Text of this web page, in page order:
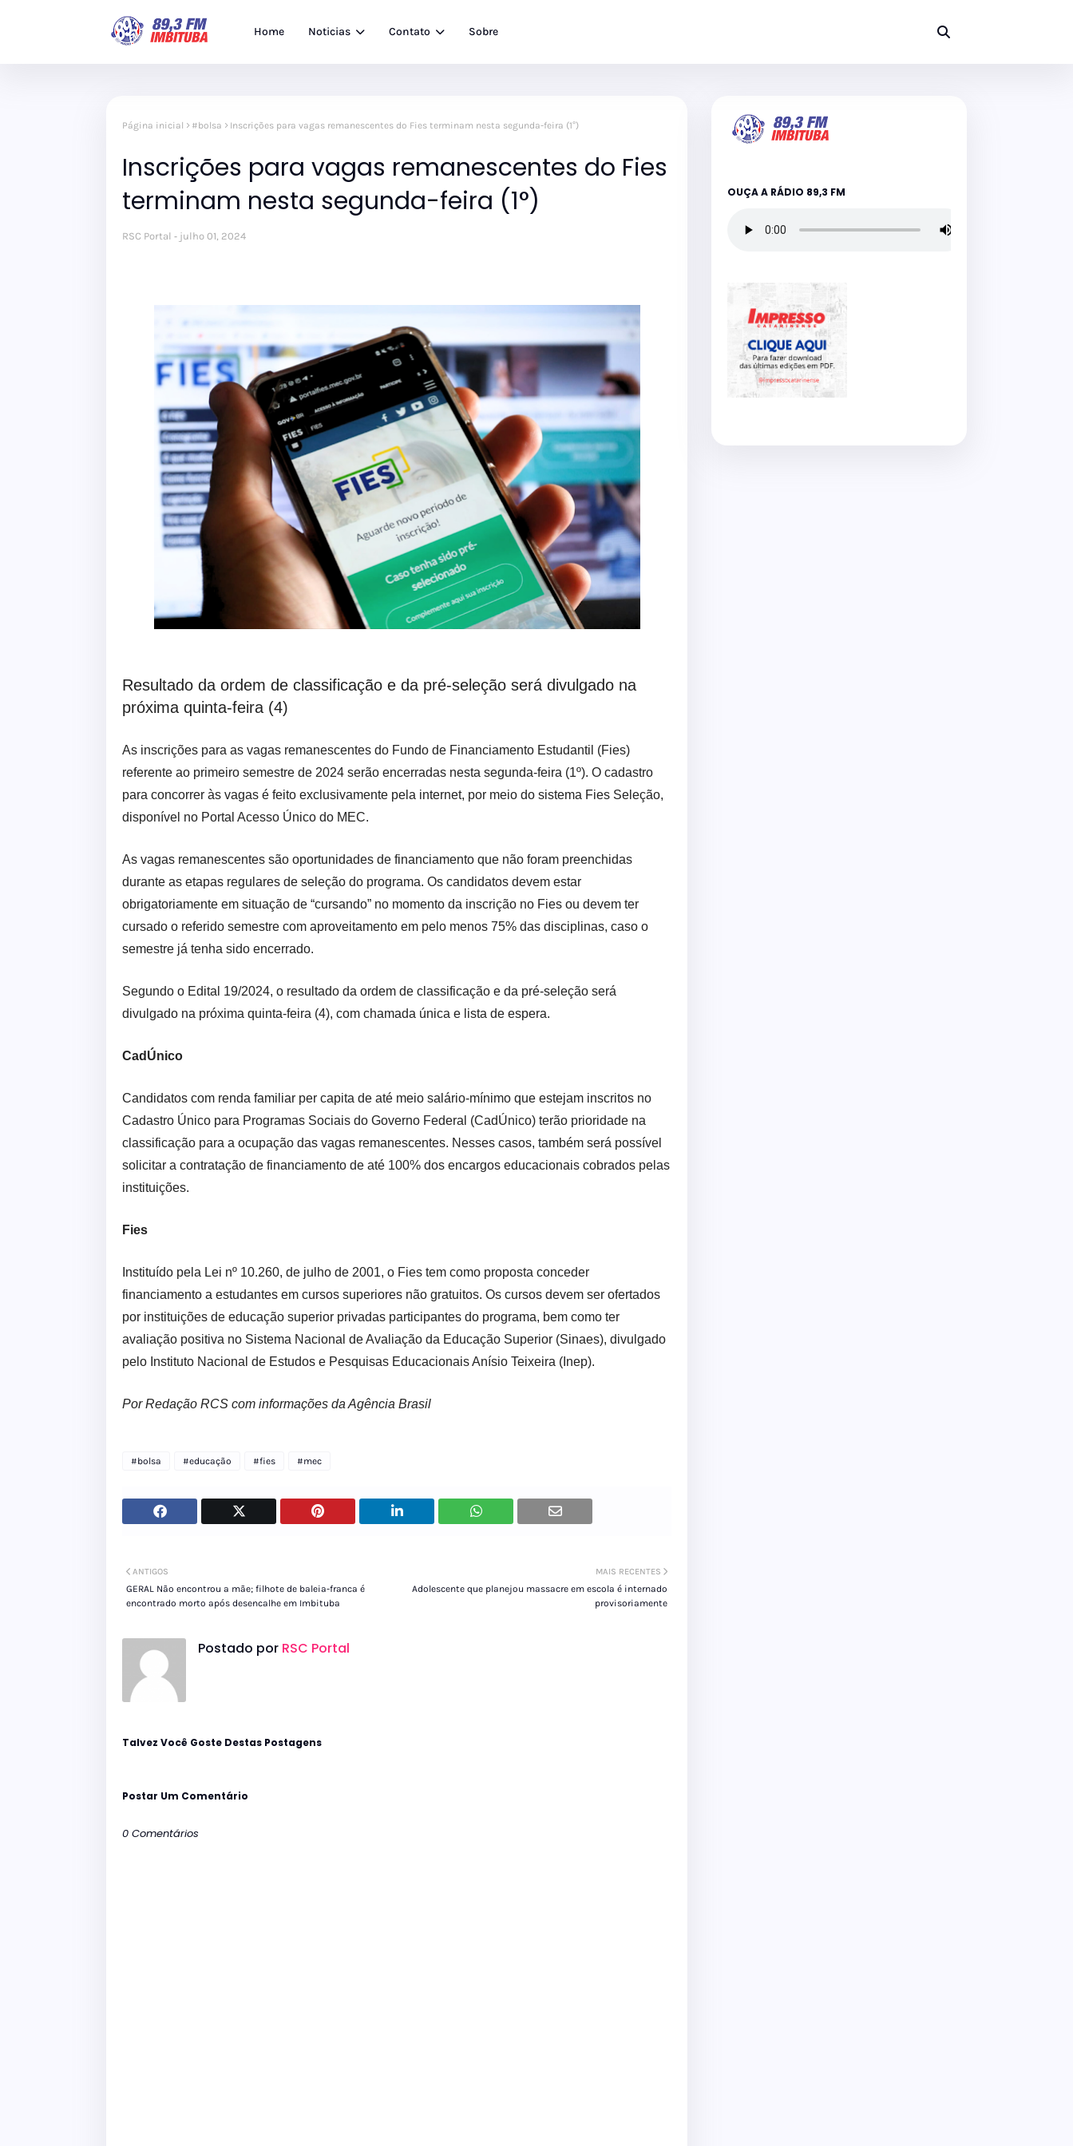
Home Noticias Contato Sobre
Página inicial #bolsa Inscrições para vagas remanescentes do Fies terminam nesta segunda-feira (1°)
Inscrições para vagas remanescentes do Fies
terminam nesta segunda-feira (1°)
RSC Portal julho 01, 2024
Resultado da ordem de classificação e da pré-seleção será divulgado na
próxima quinta-feira (4)
As inscrições para as vagas remanescentes do Fundo de Financiamento Estudantil (Fies)
referente ao primeiro semestre de 2024 serão encerradas nesta segunda-feira (1º). O cadastro
para concorrer às vagas é feito exclusivamente pela internet, por meio do sistema Fies Seleção,
disponível no Portal Acesso Único do MEC.
As vagas remanescentes são oportunidades de financiamento que não foram preenchidas
durante as etapas regulares de seleção do programa. Os candidatos devem estar
obrigatoriamente em situação de “cursando” no momento da inscrição no Fies ou devem ter
cursado o referido semestre com aproveitamento em pelo menos 75% das disciplinas, caso o
semestre já tenha sido encerrado.
Segundo o Edital 19/2024, o resultado da ordem de classificação e da pré-seleção será
divulgado na próxima quinta-feira (4), com chamada única e lista de espera.
CadÚnico
Candidatos com renda familiar per capita de até meio salário-mínimo que estejam inscritos no
Cadastro Único para Programas Sociais do Governo Federal (CadÚnico) terão prioridade na
classificação para a ocupação das vagas remanescentes. Nesses casos, também será possível
solicitar a contratação de financiamento de até 100% dos encargos educacionais cobrados pelas
instituições.
Fies
Instituído pela Lei nº 10.260, de julho de 2001, o Fies tem como proposta conceder
financiamento a estudantes em cursos superiores não gratuitos. Os cursos devem ser ofertados
por instituições de educação superior privadas participantes do programa, bem como ter
avaliação positiva no Sistema Nacional de Avaliação da Educação Superior (Sinaes), divulgado
pelo Instituto Nacional de Estudos e Pesquisas Educacionais Anísio Teixeira (Inep).
Por Redação RCS com informações da Agência Brasil
#bolsa #educação #fies #mec
MAIS RECENTES
Adolescente que planejou massacre em escola é internado
provisoriamente
ANTIGOS
GERAL Não encontrou a mãe; filhote de baleia-franca é
encontrado morto após desencalhe em Imbituba
Postado por RSC Portal
Talvez Você Goste Destas Postagens
Postar Um Comentário
0 Comentários
OUÇA A RÁDIO 89,3 FM